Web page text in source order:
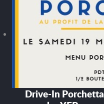
Drive-In Porchetta